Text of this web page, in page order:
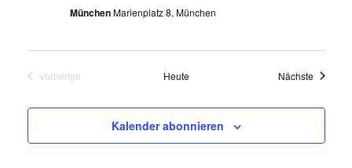
MünchenMarienplatz 8, München
Vorherige
Heute Nächste
Kalender abonnieren